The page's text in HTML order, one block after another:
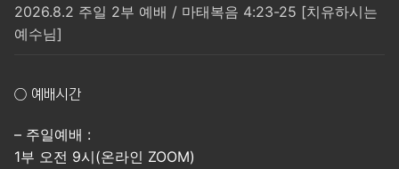
2026.8.2 주일 2부 예배 / 마태복음 4:23-25 [치유하시는
예수님]
○ 예배시간
– 주일예배 :
1부 오전 9시(온라인 ZOOM)